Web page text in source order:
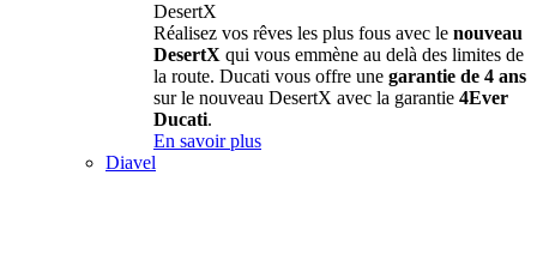
DesertX
Réalisez vos rêves les plus fous avec le nouveau
DesertX qui vous emmène au delà des limites de
la route. Ducati vous offre une garantie de 4 ans
sur le nouveau DesertX avec la garantie 4Ever
Ducati.
En savoir plus
Diavel